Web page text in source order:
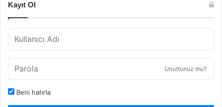
Kayıt Ol
Unuttunuz mu?
Beni hatırla